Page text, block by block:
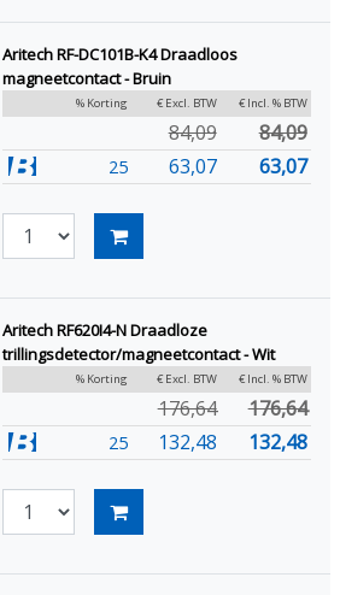
Aritech RF-DC101B-K4 Draadloos
magneetcontact - Bruin
% Korting € Excl. BTW € Incl. % BTW
84,09 84,09
25 63,07 63,07
Aritech RF620I4-N Draadloze
trillingsdetector/magneetcontact - Wit
% Korting € Excl. BTW € Incl. % BTW
176,64 176,64
25 132,48 132,48